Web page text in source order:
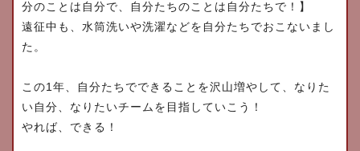
分のことは自分で、自分たちのことは自分たちで！】
遠征中も、水筒洗いや洗濯などを自分たちでおこないまし
た。
この1 年、自分たちでできることを沢山増やして、なりた
い自分、なりたいチームを目指していこう！
やれば、できる！